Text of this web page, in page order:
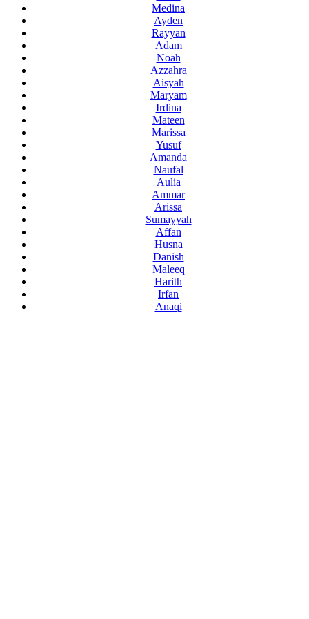
Medina
Ayden
Rayyan
Adam
Noah
Azzahra
Aisyah
Maryam
Irdina
Mateen
Marissa
Yusuf
Amanda
Naufal
Aulia
Ammar
Arissa
Sumayyah
Affan
Husna
Danish
Maleeq
Harith
Irfan
Anaqi